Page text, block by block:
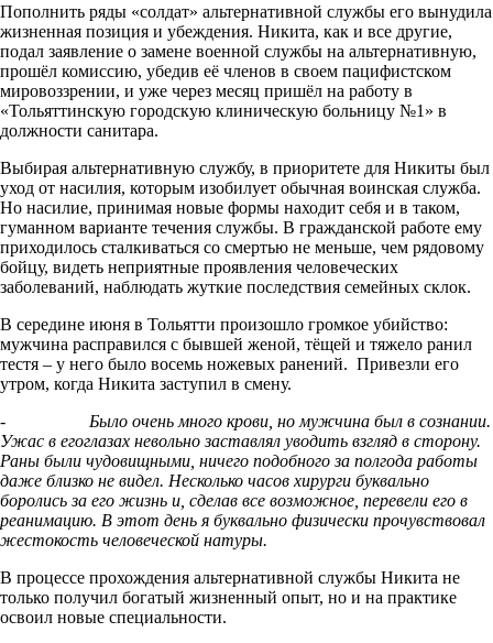
Пополнить ряды «солдат» альтернативной службы его вынудила
жизненная позиция и убеждения. Никита, как и все другие,
подал заявление о замене военной службы на альтернативную,
прошёл комиссию, убедив её членов в своем пацифистском
мировоззрении, и уже через месяц пришёл на работу в
«Тольяттинскую городскую клиническую больницу №1» в
должности санитара.
Выбирая альтернативную службу, в приоритете для Никиты был
уход от насилия, которым изобилует обычная воинская служба.
Но насилие, принимая новые формы находит себя и в таком,
гуманном варианте течения службы. В гражданской работе ему
приходилось сталкиваться со смертью не меньше, чем рядовому
бойцу, видеть неприятные проявления человеческих
заболеваний, наблюдать жуткие последствия семейных склок.
В середине июня в Тольятти произошло громкое убийство:
мужчина расправился с бывшей женой, тёщей и тяжело ранил
тестя – у него было восемь ножевых ранений. Привезли его
утром, когда Никита заступил в смену.
- Было очень много крови, но мужчина был в сознании.
Ужас в егоглазах невольно заставлял уводить взгляд в сторону.
Раны были чудовищными, ничего подобного за полгода работы
даже близко не видел. Несколько часов хирурги буквально
боролись за его жизнь и, сделав все возможное, перевели его в
реанимацию. В этот день я буквально физически прочувствовал
жестокость человеческой натуры.
В процессе прохождения альтернативной службы Никита не
только получил богатый жизненный опыт, но и на практике
освоил новые специальности.